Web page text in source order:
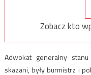
Zobacz kto
Adwokat generalny
skazani, były burmistrz i